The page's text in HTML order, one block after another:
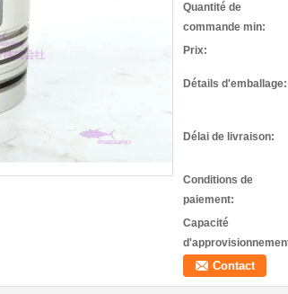
Quantité de
commande min:
Prix:
Détails d'emballage:
Délai de livraison:
Conditions de
paiement:
Capacité
Contact